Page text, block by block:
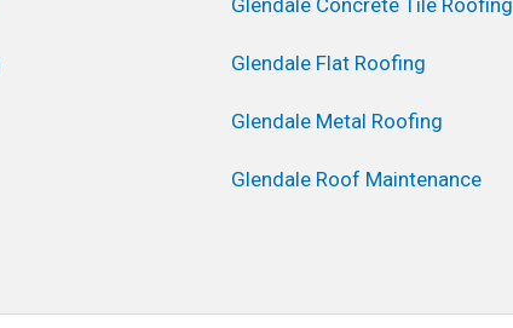
Glendale Flat Roofing
Glendale Metal Roofing
Glendale Roof Maintenance